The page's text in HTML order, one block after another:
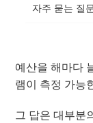
자주 묻는 질
예산을 해마다
램이 측정 가능
그 답은 대부분